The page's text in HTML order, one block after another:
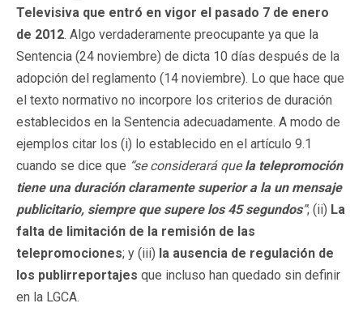
Televisiva que entró en vigor el pasado 7 de enero
de 2012. Algo verdaderamente preocupante ya que la
Sentencia (24 noviembre) de dicta 10 días después de la
adopción del reglamento (14 noviembre). Lo que hace que
el texto normativo no incorpore los criterios de duración
establecidos en la Sentencia adecuadamente. A modo de
ejemplos citar los (i) lo establecido en el artículo 9.1
cuando se dice que “se considerará quela telepromoción
tiene una duración claramente superior a la un mensaje
publicitario, siempre que supere los 45 segundos”; (ii) La
falta de limitación de la remisión de las
telepromociones; y (iii) la ausencia de regulación de
los publirreportajes que incluso han quedado sin definir
en la LGCA.